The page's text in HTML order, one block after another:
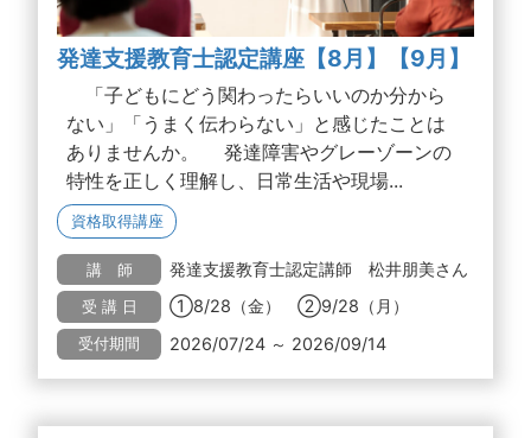
発達支援教育士認定講座【8月】【9月】
「子どもにどう関わったらいいのか分から
ない」「うまく伝わらない」と感じたことは
ありませんか。 発達障害やグレーゾーンの
特性を正しく理解し、日常生活や現場...
資格取得講座
講 師 発達支援教育士認定講師 松井朋美さん
受 講 日 ①8/28（金） ②9/28（月）
受付期間 2026/07/24 ～ 2026/09/14